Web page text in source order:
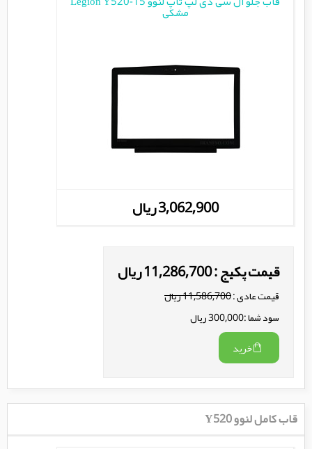
مشکی
3,062,900 ریال
قیمت پکیج : 11,286,700 ریال
قیمت عادی :11,586,700 ریال
سود شما :300,000 ریال
خرید
قاب کامل لنوو Y520